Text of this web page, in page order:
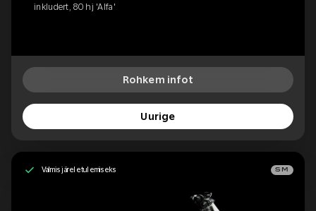
inkludert, 80 hj 'Alfa'
Rohkem infot
Uurige
Valmis järeletulemiseks SM